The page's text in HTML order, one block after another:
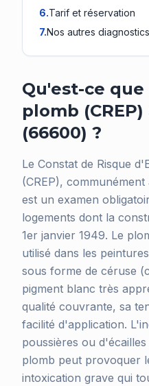
6.Tarif et réservation
7.Nos autres diagnostics
Qu'est-ce
plomb
(66600) ?
Le Constat de Risque
(CREP),
est un examen
logements dont la
1er janvier 1949. Le
utilisé dans les
sous forme de céruse
pigment blanc très
qualité couvrante, sa
facilité d'application.
poussières ou
plomb peut provoquer
intoxication grave qui